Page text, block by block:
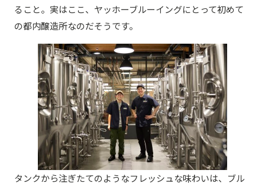
ること。実はここ、ヤッホーブルーイングにとって初めて
の都内醸造所なのだそうです。
タンクから注ぎたてのようなフレッシュな味わいは、ブル